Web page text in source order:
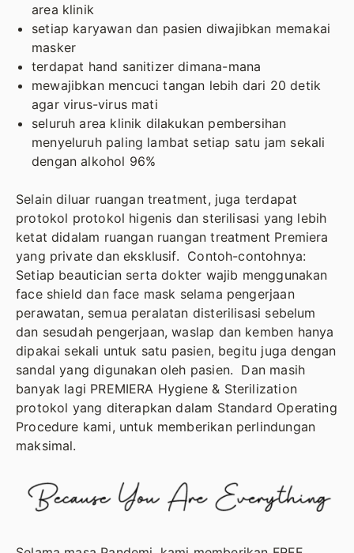
area klinik
setiap karyawan dan pasien diwajibkan memakai
masker
terdapat hand sanitizer dimana-mana
mewajibkan mencuci tangan lebih dari 20 detik
agar virus-virus mati
seluruh area klinik dilakukan pembersihan
menyeluruh paling lambat setiap satu jam sekali
dengan alkohol 96%
Selain diluar ruangan treatment, juga terdapat
protokol protokol higenis dan sterilisasi yang lebih
ketat didalam ruangan ruangan treatment Premiera
yang private dan eksklusif. Contoh-contohnya:
Setiap beautician serta dokter wajib menggunakan
face shield dan face mask selama pengerjaan
perawatan, semua peralatan disterilisasi sebelum
dan sesudah pengerjaan, waslap dan kemben hanya
dipakai sekali untuk satu pasien, begitu juga dengan
sandal yang digunakan oleh pasien. Dan masih
banyak lagi PREMIERA Hygiene & Sterilization
protokol yang diterapkan dalam Standard Operating
Procedure kami, untuk memberikan perlindungan
maksimal.